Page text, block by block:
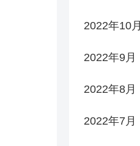
2022年10月
2022年9月
2022年8月
2022年7月